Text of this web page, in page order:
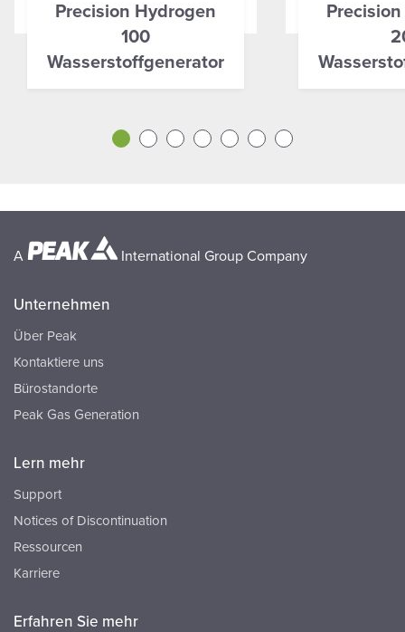
Precision Hydrogen
100
Wasserstoffgenerator
A International Group Company
Unternehmen
Über Peak
Kontaktiere uns
Bürostandorte
Peak Gas Generation
Lern mehr
Support
Notices of Discontinuation
Ressourcen
Karriere
Erfahren Sie mehr